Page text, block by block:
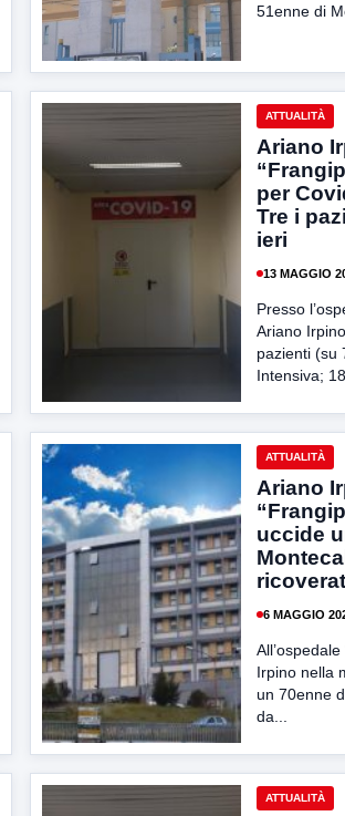
51enne di
ATTUALITÀ
Ariano
per
Tre i
ieri
13 MAGGIO
Presso
Ariano
pazienti (su
Intensiva;
ATTUALITÀ
Ariano
uccide
6 MAGGIO
Irpino nella
un 70enne
da...
ATTUALITÀ